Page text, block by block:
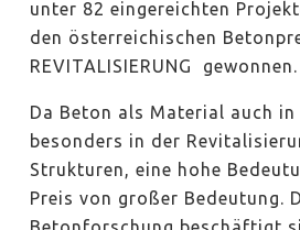
unter 82 eingereichten
den österreichischen
REVITALISIERUNG gewonnen.
Da Beton als Material auch
besonders in der
Strukturen, eine hohe
Preis von großer Bedeutung.